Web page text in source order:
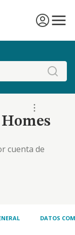
cuenta de
del
por la
de modo
de acciones
con
DATOS